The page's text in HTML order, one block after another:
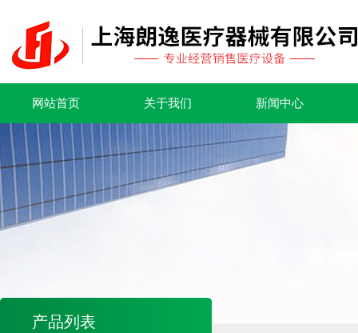
网站首页 关于我们 新闻中心
产品列表